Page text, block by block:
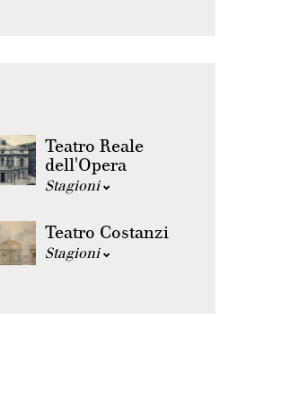
Teatro Reale
dell'Opera
Stagioni
Teatro Costanzi
Stagioni